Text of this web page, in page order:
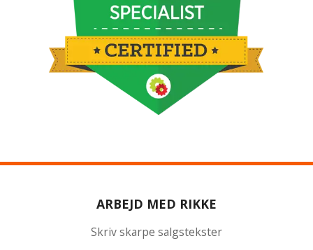
ARBEJD MED RIKKE
Skriv skarpe salgstekster